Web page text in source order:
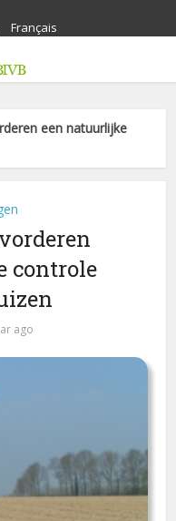
Français
een natuurlijke
controle
ago